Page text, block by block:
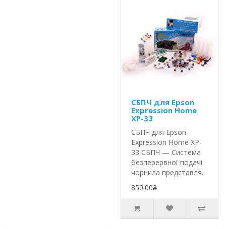
СБПЧ для Epson
Expression Home
XP-33
СБПЧ для Epson
Expression Home XP-
33 СБПЧ — Система
безперервної подачі
чорнила представля..
850.00₴